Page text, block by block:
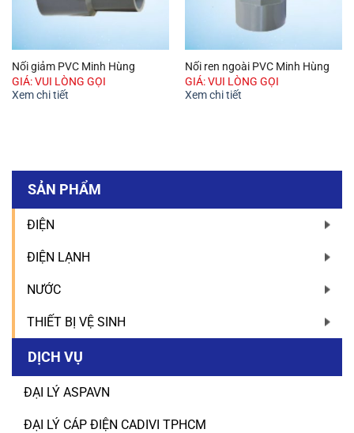
SẢN PHẨM
ĐIỆN
ĐIỆN LẠNH
NƯỚC
THIẾT BỊ VỆ SINH
DỊCH VỤ
ĐẠI LÝ ASPAVN
ĐẠI LÝ CÁP ĐIỆN CADIVI TPHCM
Nối giảm PVC Minh Hùng
GIÁ: VUI LÒNG GỌI
Xem chi tiết
Nối ren ngoài PVC Minh Hùng
GIÁ: VUI LÒNG GỌI
Xem chi tiết